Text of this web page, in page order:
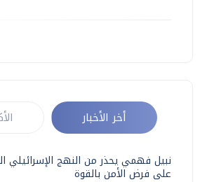
أخر الأخبار
نبيل فهمي يحذر من النهج الإسرائيلي
على فرض الأمن بالقوة